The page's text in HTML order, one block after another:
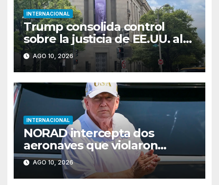
INTERNACIONAL
Trump consolida control
sobre la justicia de EE.UU. al
nombrar a Todd Blanche
fiscal general
AGO 10, 2026
INTERNACIONAL
NORAD intercepta dos
aeronaves que violaron
espacio aéreo restringido en
Bedminster
AGO 10, 2026